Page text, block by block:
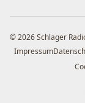
© 2026 Schlager
Impressum